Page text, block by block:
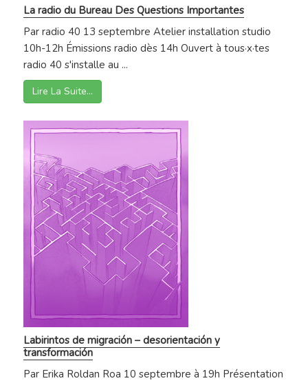
La radio du Bureau Des Questions Importantes
Par radio 40 13 septembre Atelier installation studio
10h-12h Émissions radio dès 14h Ouvert à tous·x·tes
radio 40 s'installe au ...
Lire La Suite…
Labirintos de migración – desorientación y
transformación
Par Erika Roldan Roa 10 septembre à 19h Présentation